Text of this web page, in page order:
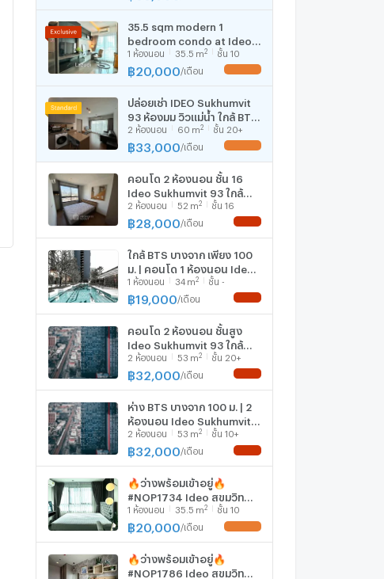
35.5 sqm modern 1
bedroom condo at Ideo
Sukhumvit 93 Bang Chak
Bangkok
1 ห้องนอน 35.5 m2 ชั้น 10
฿20,000 /เดือน
ปล่อยเช่า IDEO Sukhumvit
93 ห้องมุม วิวแม่น้ำ ใกล้ BTS
บางจาก เพียง 80 เมตร
2 ห้องนอน 60 m2 ชั้น 20+
฿33,000 /เดือน
คอนโด 2 ห้องนอน ชั้น 16
Ideo Sukhumvit 93 ใกล้
BTS บางจาก 100 ม. (ID
3165734)
2 ห้องนอน 52 m2 ชั้น 16
฿28,000 /เดือน
ใกล้ BTS บางจาก เพียง 100
ม. | คอนโด 1 ห้องนอน Ideo
Sukhumvit 93 (ID
3171099)
1 ห้องนอน 34 m2 ชั้น -
฿19,000 /เดือน
คอนโด 2 ห้องนอน ชั้นสูง
Ideo Sukhumvit 93 ใกล้
BTS บางจาก (ID 3171065)
2 ห้องนอน 53 m2 ชั้น 20+
฿32,000 /เดือน
ห่าง BTS บางจาก 100 ม. | 2
ห้องนอน Ideo Sukhumvit
93 (ID 3171067)
2 ห้องนอน 53 m2 ชั้น 10+
฿32,000 /เดือน
🔥ว่างพร้อมเข้าอยู่🔥
#NOP1734 Ideo สุขุมวิท
93✅แอดไลน์นัดชมห้อง🌸
1 ห้องนอน 35.5 m2 ชั้น 10
฿20,000 /เดือน
🔥ว่างพร้อมเข้าอยู่🔥
#NOP1786 Ideo สุขุมวิท